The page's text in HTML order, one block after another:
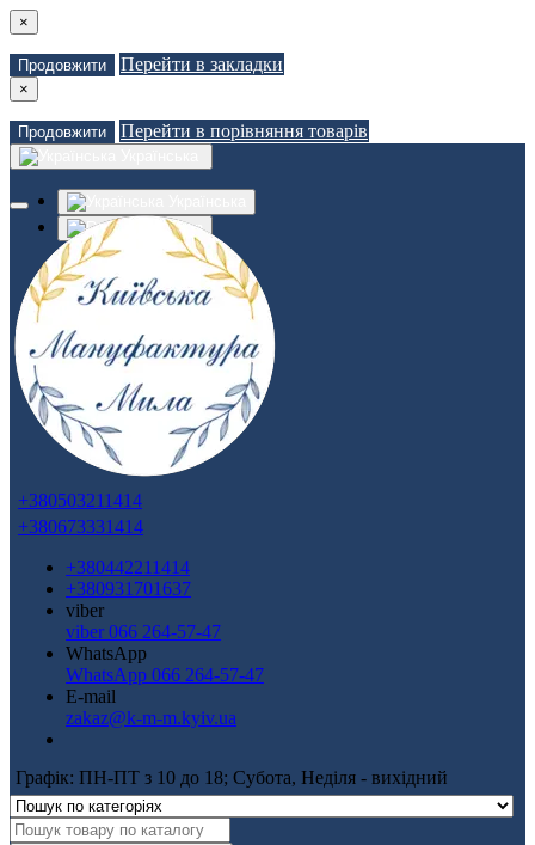
×
Продовжити Перейти в закладки
×
Продовжити Перейти в порівняння товарів
Russian
Закладки (0)
Порівняння товарів (0)
Зв'язатися з нами
Авторизація
Реєстрація
+380503211414
+380673331414
+380442211414
+380931701637
viber
viber 066 264-57-47
WhatsApp
WhatsApp 066 264-57-47
E-mail
zakaz@k-m-m.kyiv.ua
Графік: ПН-ПТ з 10 до 18; Субота, Неділя - вихідний